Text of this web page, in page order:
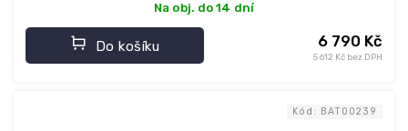
Na obj. do 14 dní
5 612 Kč bez DPH
6 790 Kč
Do košíku
Kód: BAT00239